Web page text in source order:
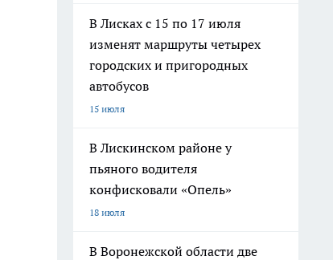
В Лисках с 15 по 17 июля
изменят маршруты четырех
городских и пригородных
автобусов
15 июля
В Лискинском районе у
пьяного водителя
конфисковали «Опель»
18 июля
В Воронежской области две